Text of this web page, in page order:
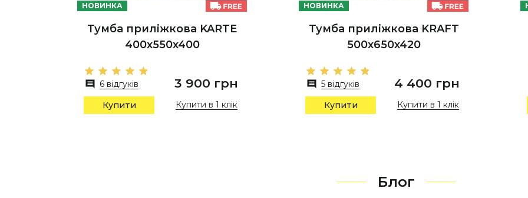
НОВИНКА
Тумба приліжкова KARTE
400х550х400
6 відгуків 3 900 грн
Купити Купити в 1 клік
НОВИНКА
Тумба приліжкова KRAFT
500х650х420
5 відгуків 4 400 грн
Купити Купити в 1 клік
Блог